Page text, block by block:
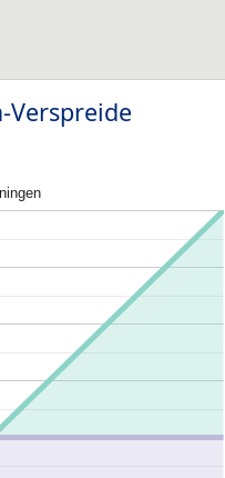
Verspreide